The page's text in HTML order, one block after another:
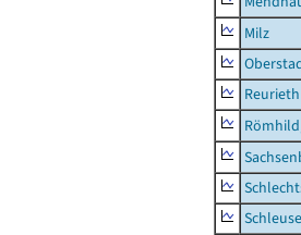
Milz
Reurieth